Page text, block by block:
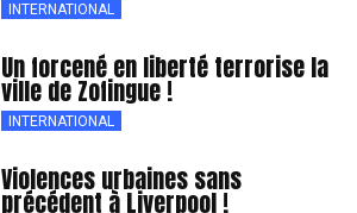
INTERNATIONAL
Un forcené en liberté terrorise la
ville de Zofingue !
INTERNATIONAL
Violences urbaines sans
précédent à Liverpool !